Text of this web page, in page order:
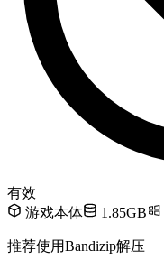
有效
游戏本体
1.85GB
推荐使用Bandizip解压